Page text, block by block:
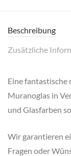
Beschreibung
Zusätzliche
Eine fantastische
Muranoglas in
und Glasfarben
Wir garantieren
Fragen oder